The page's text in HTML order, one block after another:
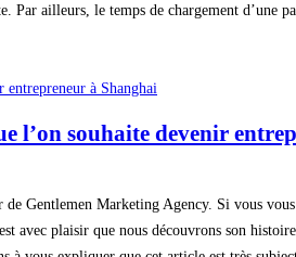
Par ailleurs, le temps de chargement
l’on souhaite devenir
Gentlemen Marketing Agency. Si vous
avec plaisir que nous découvrons son